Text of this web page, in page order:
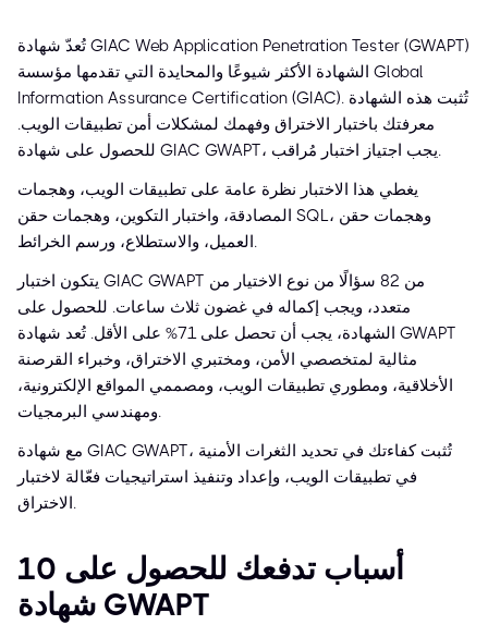
تُعدّ شهادة GIAC Web Application Penetration Tester (GWAPT)
الشهادة الأكثر شيوعًا والمحايدة التي تقدمها مؤسسة Global
Information Assurance Certification (GIAC). تُثبت هذه الشهادة
معرفتك باختبار الاختراق وفهمك لمشكلات أمن تطبيقات الويب.
للحصول على شهادة GIAC GWAPT، يجب اجتياز اختبار مُراقب.
يغطي هذا الاختبار نظرة عامة على تطبيقات الويب، وهجمات
المصادقة، واختبار التكوين، وهجمات حقن SQL، وهجمات حقن
العميل، والاستطلاع، ورسم الخرائط.
يتكون اختبار GIAC GWAPT من 82 سؤالًا من نوع الاختيار من
متعدد، ويجب إكماله في غضون ثلاث ساعات. للحصول على
الشهادة، يجب أن تحصل على 71% على الأقل. تُعد شهادة GWAPT
مثالية لمتخصصي الأمن، ومختبري الاختراق، وخبراء القرصنة
الأخلاقية، ومطوري تطبيقات الويب، ومصممي المواقع الإلكترونية،
ومهندسي البرمجيات.
مع شهادة GIAC GWAPT، تُثبت كفاءتك في تحديد الثغرات الأمنية
في تطبيقات الويب، وإعداد وتنفيذ استراتيجيات فعّالة لاختبار
الاختراق.
10 أسباب تدفعك للحصول على
شهادة GWAPT